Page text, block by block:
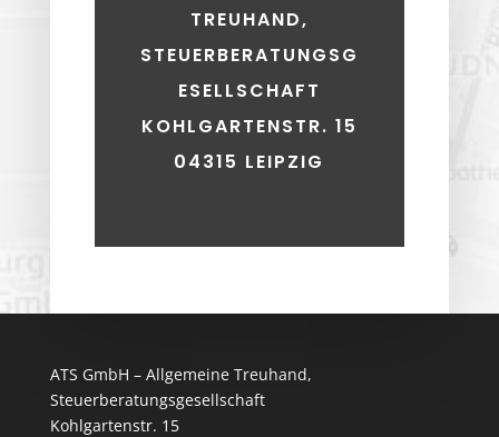
TREUHAND,
STEUERBERATUNGSG
ESELLSCHAFT
KOHLGARTENSTR. 15
04315 LEIPZIG
ATS GmbH – Allgemeine Treuhand,
Steuerberatungsgesellschaft
Kohlgartenstr. 15